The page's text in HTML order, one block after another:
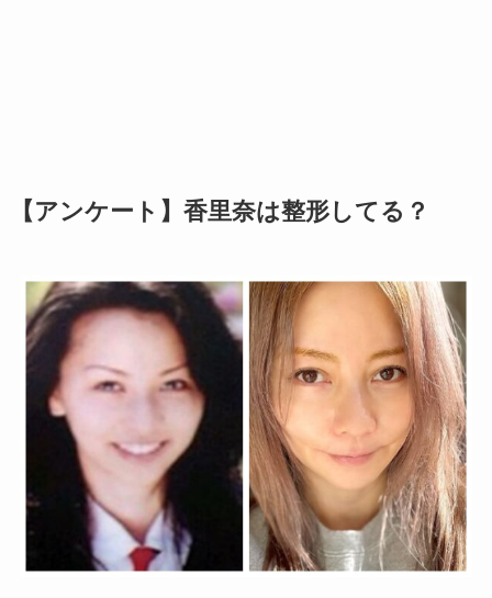
【アンケート】香里奈は整形してる？